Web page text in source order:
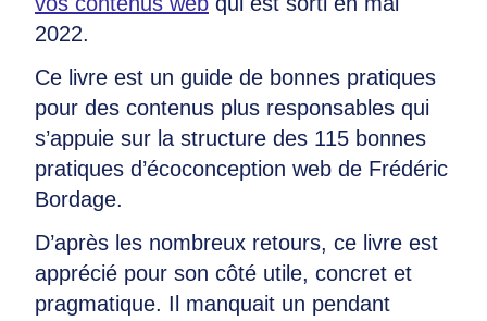
2022.
Ce livre est un guide de bonnes pratiques
pour des contenus plus responsables qui
s’appuie sur la structure des 115 bonnes
pratiques d’écoconception web de Frédéric
Bordage.
D’après les nombreux retours, ce livre est
apprécié pour son côté utile, concret et
pragmatique. Il manquait un pendant